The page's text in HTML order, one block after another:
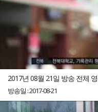
2017년 08월 21일 방송 전체
방송일 : 2017-08-21